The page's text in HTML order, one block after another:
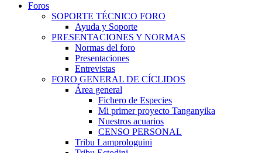
Foros
SOPORTE TÉCNICO FORO
Ayuda y Soporte
PRESENTACIONES Y NORMAS
Normas del foro
Presentaciones
Entrevistas
FORO GENERAL DE CÍCLIDOS
Área general
Fichero de Especies
Mi primer proyecto Tanganyika
Nuestros acuarios
CENSO PERSONAL
Tribu Lamprologuini